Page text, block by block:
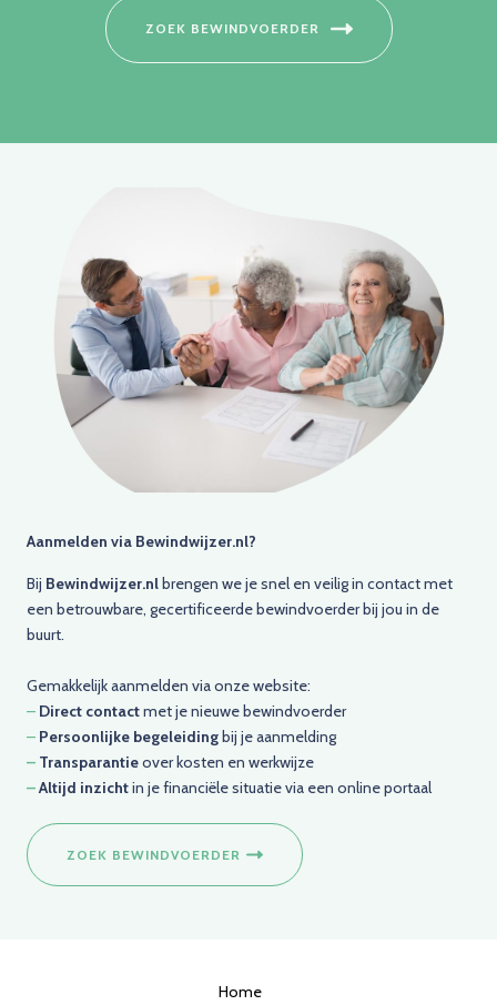
ZOEK BEWINDVOERDER
Aanmelden via Bewindwijzer.nl?
Bij Bewindwijzer.nlbrengen we je snel en veilig in contact met
een betrouwbare, gecertificeerde bewindvoerder bij jou in de
buurt.
Gemakkelijk aanmelden via onze website:
– Direct contactmet je nieuwe bewindvoerder
– Persoonlijke begeleidingbij je aanmelding
– Transparantieover kosten en werkwijze
–Altijd inzichtin je financiële situatie via een online portaal
ZOEK BEWINDVOERDER
Home